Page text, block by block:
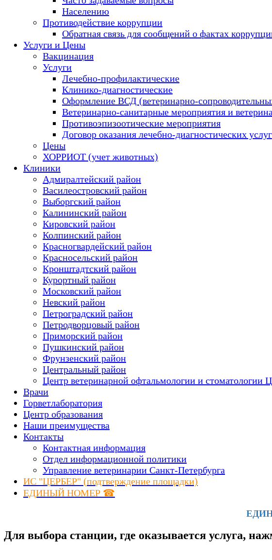
Населению
Противодействие коррупции
Обратная связь для сообщений о фактах
Услуги и Цены
Вакцинация
Услуги
Лечебно-профилактические
Клинико-диагностические
Оформление ВСД (ветеринарно-
Ветеринарно-санитарные мероприятия и
Противоэпизоотические мероприятия
Договор оказания лечебно-диагностических услуг
Цены
ХОРРИОТ (учет животных)
Клиники
Адмиралтейский район
Василеостровский район
Выборгский район
Калининский район
Кировский район
Колпинский район
Красногвардейский район
Красносельский район
Кронштадтский район
Курортный район
Московский район
Невский район
Петроградский район
Петродворцовый район
Приморский район
Пушкинский район
Фрунзенский район
Цeнтральный район
Центр ветеринарной офтальмологии и стоматологии
Врачи
Горветлаборатория
Центр образования
Наши преимущества
Контакты
Контактная информация
Отдел информационной политики
Управление ветеринарии Санкт-Петербурга
ИС "ЦЕРБЕР" (подтверждение площадки)
ЕДИНЫЙ НОМЕР ☎
Для выбора станции, где оказывается услуга,